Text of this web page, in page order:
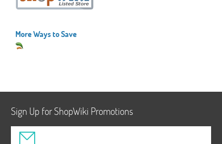
More Ways to Save
Sign Up for ShopWiki Promotions